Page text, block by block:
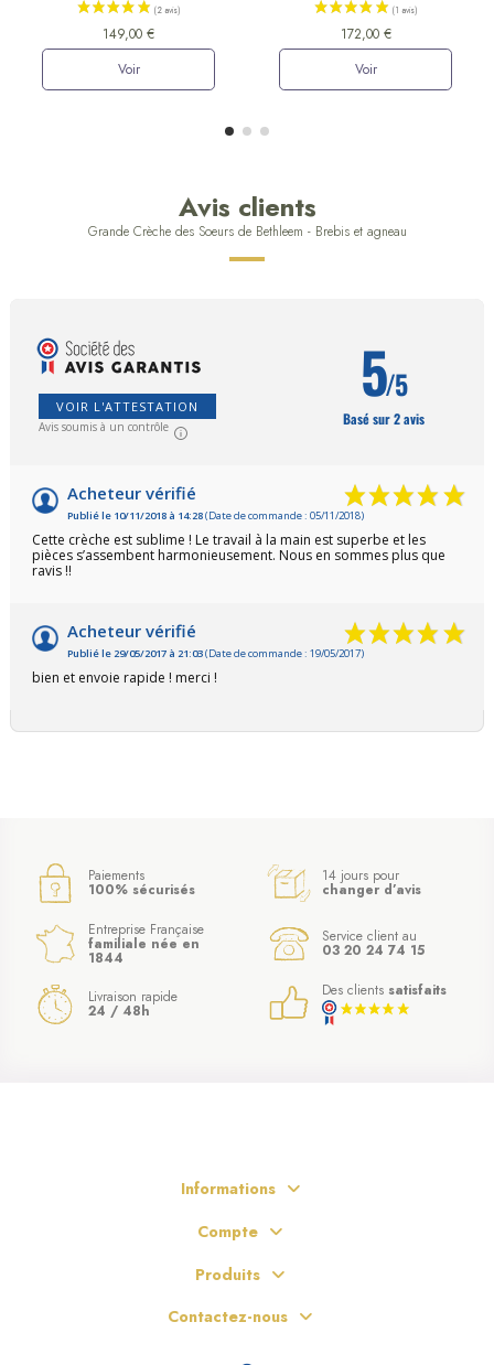
149,00 €
Voir
172,00 €
Voir
Avis clients
Grande Crèche des Soeurs de Bethleem - Brebis et agneau
VOIR L'ATTESTATION
Avis soumis à un contrôle
5/5
Basé sur 2 avis
Acheteur vérifié
Publié le 10/11/2018 à 14:28(Date de commande : 05/11/2018)
Cette crèche est sublime ! Le travail à la main est superbe et les
pièces s’assembent harmonieusement. Nous en sommes plus que
ravis !!
Acheteur vérifié
Publié le 29/05/2017 à 21:03(Date de commande : 19/05/2017)
bien et envoie rapide ! merci !
Paiements
100% sécurisés
14 jours pour
changer d’avis
Entreprise Française
familiale née en
1844
Service client au
03 20 24 74 15
Livraison rapide
24 / 48h
Des clients satisfaits
Informations
Compte
Produits
Contactez-nous